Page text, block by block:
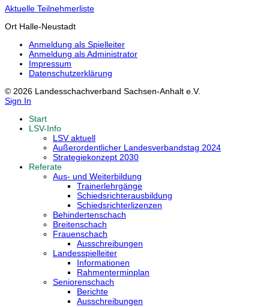
Aktuelle Teilnehmerliste
Ort Halle-Neustadt
Anmeldung als Spielleiter
Anmeldung als Administrator
Impressum
Datenschutzerklärung
© 2026 Landesschachverband Sachsen-Anhalt e.V.
Sign In
Start
LSV-Info
LSV aktuell
Außerordentlicher Landesverbandstag 2024
Strategiekonzept 2030
Referate
Aus- und Weiterbildung
Trainerlehrgänge
Schiedsrichterausbildung
Schiedsrichterlizenzen
Behindertenschach
Breitenschach
Frauenschach
Ausschreibungen
Landesspielleiter
Informationen
Rahmenterminplan
Seniorenschach
Berichte
Ausschreibungen